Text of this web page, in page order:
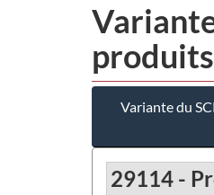
Variante du
29114 -